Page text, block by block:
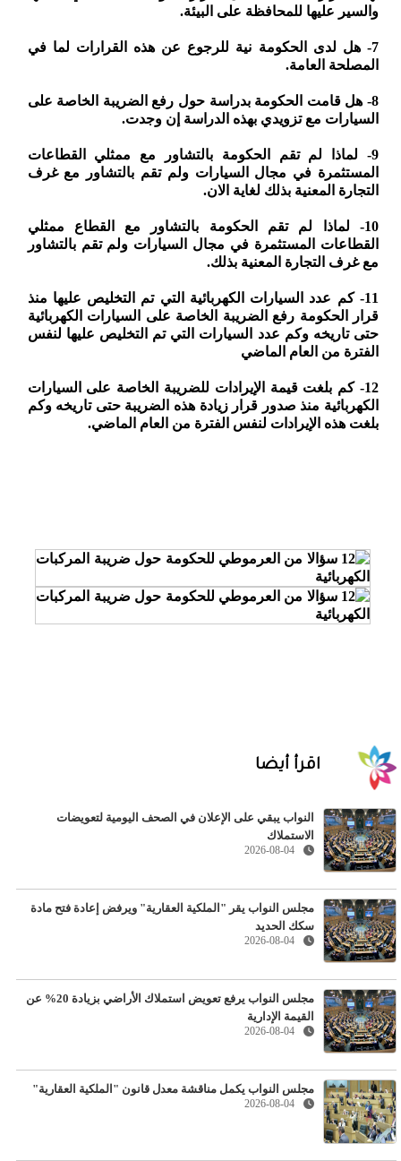
والسير عليها للمحافظة على البيئة.
7- هل لدى الحكومة نية للرجوع عن هذه القرارات لما في
المصلحة العامة.
8- هل قامت الحكومة بدراسة حول رفع الضريبة الخاصة على
السيارات مع تزويدي بهذه الدراسة إن وجدت.
9- لماذا لم تقم الحكومة بالتشاور مع ممثلي القطاعات
المستثمرة في مجال السيارات ولم تقم بالتشاور مع غرف
التجارة المعنية بذلك لغاية الان.
10- لماذا لم تقم الحكومة بالتشاور مع القطاع ممثلي
القطاعات المستثمرة في مجال السيارات ولم تقم بالتشاور
مع غرف التجارة المعنية بذلك.
11- كم عدد السيارات الكهربائية التي تم التخليص عليها منذ
قرار الحكومة رفع الضريبة الخاصة على السيارات الكهربائية
حتى تاريخه وكم عدد السيارات التي تم التخليص عليها لنفس
الفترة من العام الماضي
12- كم بلغت قيمة الإيرادات للضريبة الخاصة على السيارات
الكهربائية منذ صدور قرار زيادة هذه الضريبة حتى تاريخه وكم
بلغت هذه الإيرادات لنفس الفترة من العام الماضي.
اقرأ أيضا
النواب يبقي على الإعلان في الصحف اليومية لتعويضات
الاستملاك
2026-08-04
مجلس النواب يقر "الملكية العقارية" ويرفض إعادة فتح مادة
سكك الحديد
2026-08-04
مجلس النواب يرفع تعويض استملاك الأراضي بزيادة 20% عن
القيمة الإدارية
2026-08-04
مجلس النواب يكمل مناقشة معدل قانون "الملكية العقارية"
2026-08-04